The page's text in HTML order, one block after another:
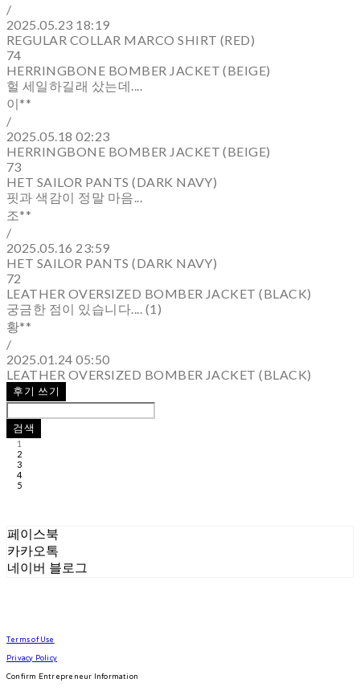
/
2025.05.23 18:19
REGULAR COLLAR MARCO SHIRT (RED)
74
HERRINGBONE BOMBER JACKET (BEIGE)
헐 세일하길래 샀는데....
이**
/
2025.05.18 02:23
HERRINGBONE BOMBER JACKET (BEIGE)
73
HET SAILOR PANTS (DARK NAVY)
핏과 색감이 정말 마음...
조**
/
2025.05.16 23:59
HET SAILOR PANTS (DARK NAVY)
72
LEATHER OVERSIZED BOMBER JACKET (BLACK)
궁금한 점이 있습니다.... (1)
황**
/
2025.01.24 05:50
LEATHER OVERSIZED BOMBER JACKET (BLACK)
후기 쓰기
검색
1
2
3
4
5
페이스북
카카오톡
네이버 블로그
Terms of Use
Privacy Policy
Confirm Entrepreneur Information